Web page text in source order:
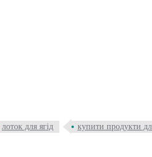
лоток для ягід купити продукти